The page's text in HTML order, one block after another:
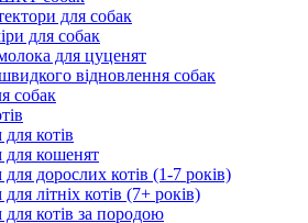
для собак
для собак
для цуценят
відновлення собак
собак
котів
кошенят
дорослих котів (1-7 років)
літніх котів (7+ років)
котів за породою